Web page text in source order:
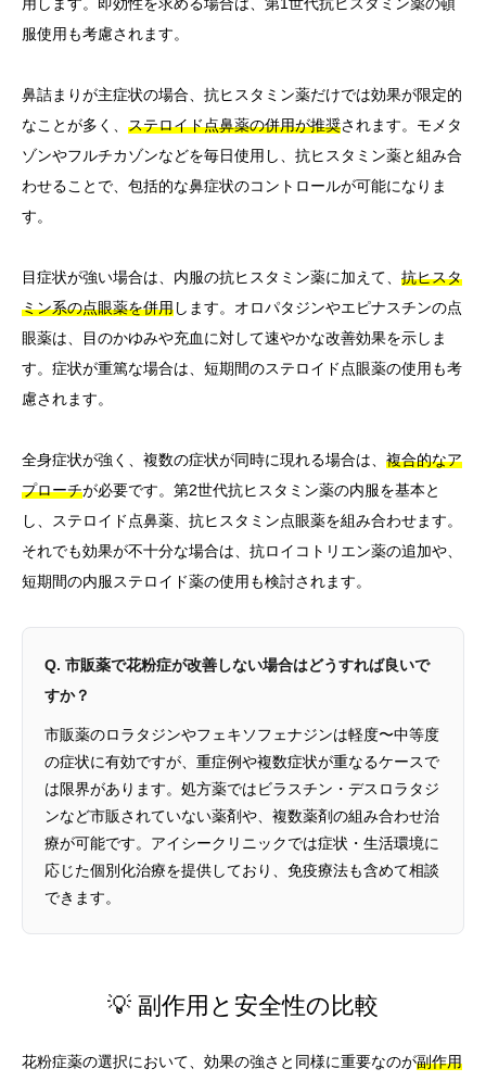
用します。即効性を求める場合は、第1世代抗ヒスタミン薬の頓
服使用も考慮されます。
鼻詰まりが主症状の場合、抗ヒスタミン薬だけでは効果が限定的
なことが多く、 ステロイド点鼻薬の併用が推奨されます。モメタ
ゾンやフルチカゾンなどを毎日使用し、抗ヒスタミン薬と組み合
わせることで、包括的な鼻症状のコントロールが可能になりま
す。
目症状が強い場合は、内服の抗ヒスタミン薬に加えて、 抗ヒスタ
ミン系の点眼薬を併用します。オロパタジンやエピナスチンの点
眼薬は、目のかゆみや充血に対して速やかな改善効果を示しま
す。症状が重篤な場合は、短期間のステロイド点眼薬の使用も考
慮されます。
全身症状が強く、複数の症状が同時に現れる場合は、 複合的なア
プローチが必要です。第2世代抗ヒスタミン薬の内服を基本と
し、ステロイド点鼻薬、抗ヒスタミン点眼薬を組み合わせます。
それでも効果が不十分な場合は、抗ロイコトリエン薬の追加や、
短期間の内服ステロイド薬の使用も検討されます。
Q. 市販薬で花粉症が改善しない場合はどうすれば良いで
すか？
市販薬のロラタジンやフェキソフェナジンは軽度〜中等度
の症状に有効ですが、重症例や複数症状が重なるケースで
は限界があります。処方薬ではビラスチン・デスロラタジ
ンなど市販されていない薬剤や、複数薬剤の組み合わせ治
療が可能です。アイシークリニックでは症状・生活環境に
応じた個別化治療を提供しており、免疫療法も含めて相談
できます。
💡 副作用と安全性の比較
花粉症薬の選択において、効果の強さと同様に重要なのが副作用